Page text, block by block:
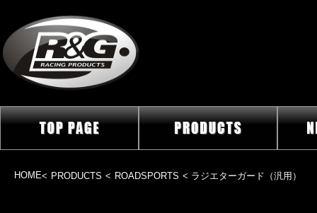
HOME< PRODUCTS < ROADSPORTS < ラジエターガード（汎用）